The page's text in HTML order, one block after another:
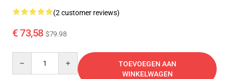
(2 customer reviews)
€ 73,58 $79.98
TOEVOEGEN AAN
WINKELWAGEN